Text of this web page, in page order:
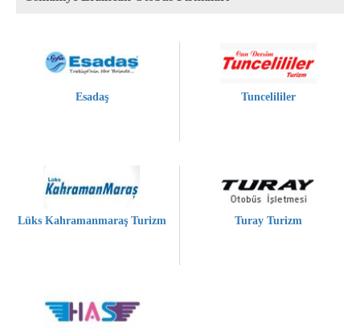
Esadaş Tuncelililer
Lüks Kahramanmaraş Turizm Turay Turizm